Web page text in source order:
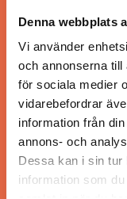
Denna webbplats
Vi använder
och annonserna till
för sociala medier
vidarebefordrar
information från
annons- och
Dessa kan i sin tur
information som